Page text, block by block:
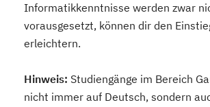
Informatikkenntnisse werden zwar
vorausgesetzt, können dir den
erleichtern.
Hinweis: Studiengänge im Bereich
nicht immer auf Deutsch, sondern